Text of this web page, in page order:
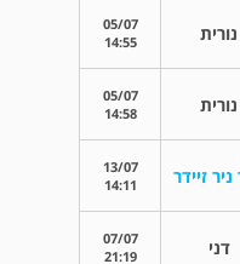
נורית
05/07
14:55
נורית
05/07
14:58
זיידר
13/07
14:11
דני
07/07
21:19